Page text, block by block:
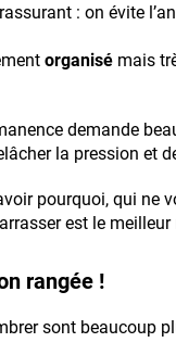
: on évite
organisé mais
demande
la pression et
pourquoi, qui ne
est le
rangée !
sont beaucoup